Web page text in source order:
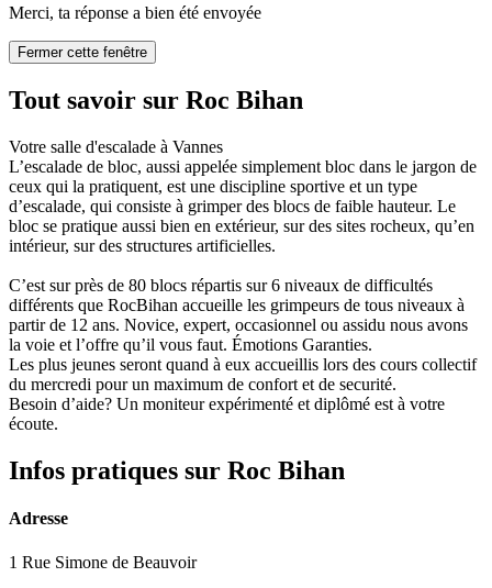
Merci, ta réponse a bien été envoyée
Fermer cette fenêtre
Tout savoir sur Roc Bihan
Votre salle d'escalade à Vannes
L’escalade de bloc, aussi appelée simplement bloc dans le jargon de
ceux qui la pratiquent, est une discipline sportive et un type
d’escalade, qui consiste à grimper des blocs de faible hauteur. Le
bloc se pratique aussi bien en extérieur, sur des sites rocheux, qu’en
intérieur, sur des structures artificielles.
C’est sur près de 80 blocs répartis sur 6 niveaux de difficultés
différents que RocBihan accueille les grimpeurs de tous niveaux à
partir de 12 ans. Novice, expert, occasionnel ou assidu nous avons
la voie et l’offre qu’il vous faut. Émotions Garanties.
Les plus jeunes seront quand à eux accueillis lors des cours collectif
du mercredi pour un maximum de confort et de securité.
Besoin d’aide? Un moniteur expérimenté et diplômé est à votre
écoute.
Infos pratiques sur Roc Bihan
Adresse
1 Rue Simone de Beauvoir